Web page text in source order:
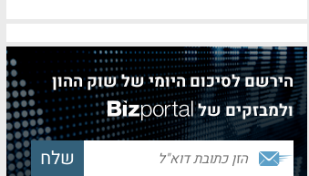
הירשם לסיכום היומי של שוק ההון
ולמבזקים של